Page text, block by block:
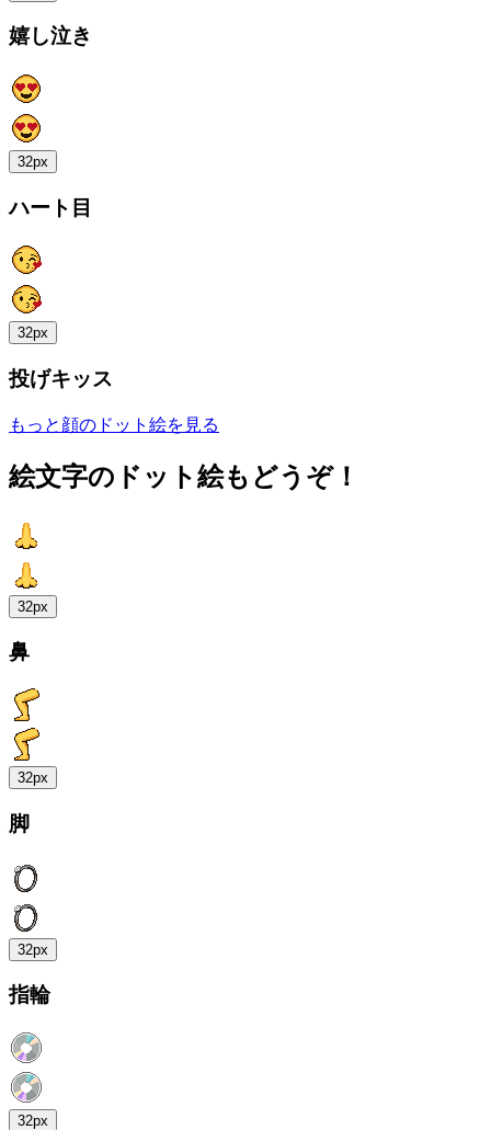
嬉し泣き
32px
ハート目
32px
投げキッス
もっと顔のドット絵を見る
絵文字のドット絵もどうぞ！
32px
鼻
32px
脚
32px
指輪
32px